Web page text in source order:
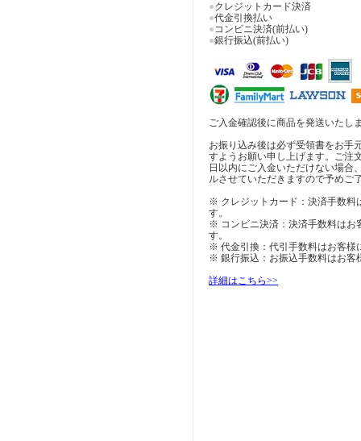
●クレジットカード決済
●代金引換払い
●コンビニ決済(前払い)
●銀行振込(前払い)
ご入金確認後に商品を発送いたし
お振り込み後は必ず受領書をお手
すようお願い申し上げます。ご注
日以内にご入金いただけない場合
ルさせていただきますので予めご
※ クレジットカード：決済手数料
す。
※ コンビニ決済：決済手数料はお
す。
※ 代金引換：代引手数料はお客様
※ 銀行振込：お振込手数料はお客
詳細はこちら>>